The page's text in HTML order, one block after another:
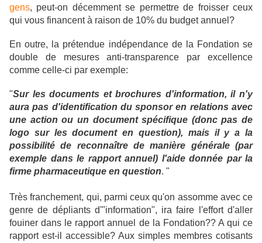
gens, peut-on décemment se permettre de froisser ceux
qui vous financent à raison de 10% du budget annuel?
En outre, la prétendue indépendance de la Fondation se
double de mesures anti-transparence par excellence
comme celle-ci par exemple:
"Sur les documents et brochures d'information, il n'y
aura pas d'identification du sponsor en relations avec
une action ou un document spécifique (donc pas de
logo sur les document en question), mais il y a la
possibilité de reconnaître de manière générale (par
exemple dans le rapport annuel) l'aide donnée par la
firme pharmaceutique en question. "
Très franchement, qui, parmi ceux qu'on assomme avec ce
genre de dépliants d'"information", ira faire l'effort d'aller
fouiner dans le rapport annuel de la Fondation?? A qui ce
rapport est-il accessible? Aux simples membres cotisants